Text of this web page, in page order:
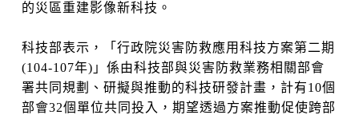
的災區重建影像新科技。
科技部表示，「行政院災害防救應用科技方案第二期
(104-107年)」係由科技部與災害防救業務相關部會
署共同規劃、研擬與推動的科技研發計畫，計有10個
部會32個單位共同投入，期望透過方案推動促使跨部